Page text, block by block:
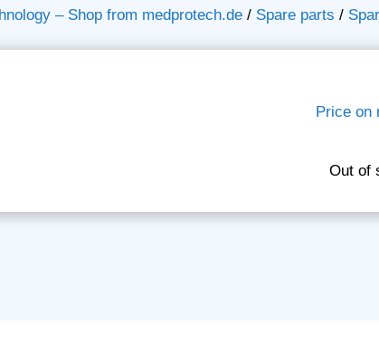
– Shop from medprotech.de / Spare parts /
Price on
Out of